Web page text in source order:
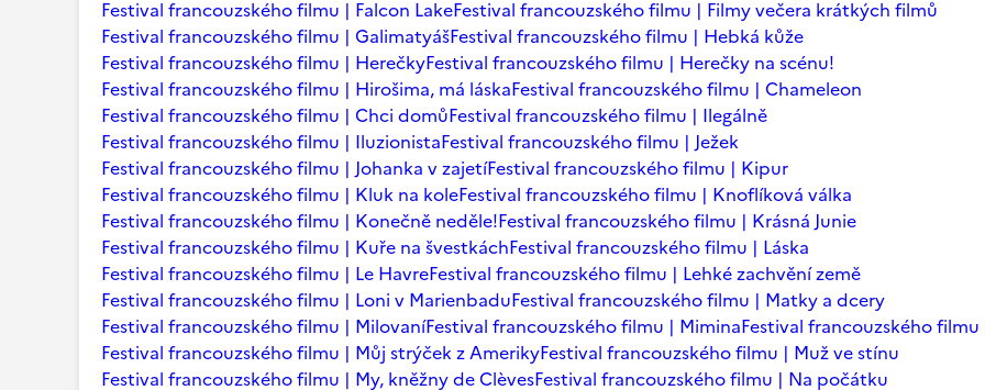
Festival francouzského filmu | Falcon LakeFestival francouzského filmu | Filmy večera krátkých filmů
Festival francouzského filmu | GalimatyášFestival francouzského filmu | Hebká kůže
Festival francouzského filmu | HerečkyFestival francouzského filmu | Herečky na scénu!
Festival francouzského filmu | Hirošima, má láskaFestival francouzského filmu | Chameleon
Festival francouzského filmu | Chci domůFestival francouzského filmu | Ilegálně
Festival francouzského filmu | IluzionistaFestival francouzského filmu | Ježek
Festival francouzského filmu | Johanka v zajetíFestival francouzského filmu | Kipur
Festival francouzského filmu | Kluk na koleFestival francouzského filmu | Knoflíková válka
Festival francouzského filmu | Konečně neděle!Festival francouzského filmu | Krásná Junie
Festival francouzského filmu | Kuře na švestkáchFestival francouzského filmu | Láska
Festival francouzského filmu | Le HavreFestival francouzského filmu | Lehké zachvění země
Festival francouzského filmu | Loni v MarienbaduFestival francouzského filmu | Matky a dcery
Festival francouzského filmu | MilovaníFestival francouzského filmu | MiminaFestival francouzského
Festival francouzského filmu | Můj strýček z AmerikyFestival francouzského filmu | Muž ve stínu
Festival francouzského filmu | My, kněžny de ClèvesFestival francouzského filmu | Na počátku